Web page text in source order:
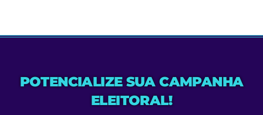
POTENCIALIZE SUA CAMPANHA
ELEITORAL!